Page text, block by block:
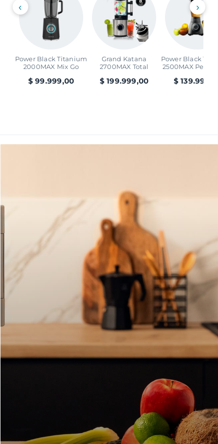
‹
Power Black Titanium
2000MAX Mix Go
$ 99.999,00
Grand Katana
2700MAX Total
$ 199.999,00
Power Black
2500MAX
$
›